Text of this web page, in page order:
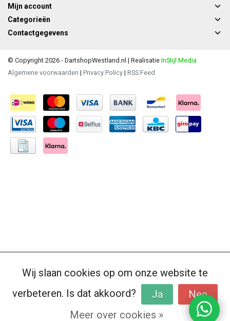
Mijn account
Categorieën
Contactgegevens
© Copyright 2026 - DartshopWestland.nl | Realisatie InStijl Media
Algemene voorwaarden | Privacy Policy | RSS Feed
Wij slaan cookies op om onze website te
verbeteren. Is dat akkoord?
Ja
Nee
Meer over cookies »